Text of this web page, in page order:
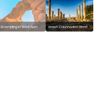
Jerash Colonnaded Street
Scrambling in Wadi Rum